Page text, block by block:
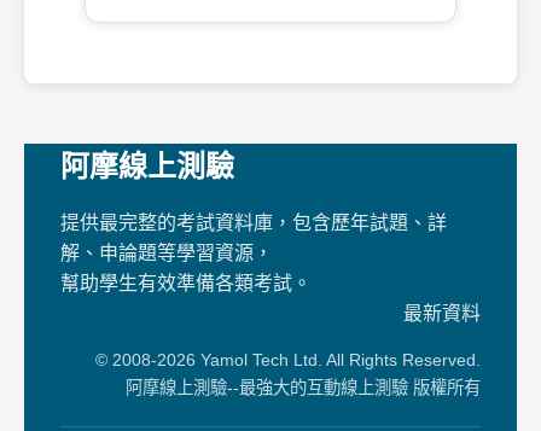
阿摩線上測驗
提供最完整的考試資料庫，包含歷年試題、詳
解、申論題等學習資源，
幫助學生有效準備各類考試。
最新資料
© 2008-2026 Yamol Tech Ltd. All Rights Reserved.
阿摩線上測驗--最強大的互動線上測驗 版權所有